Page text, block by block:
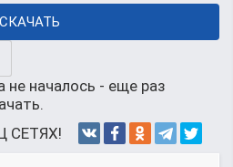
СКАЧАТЬ
не началось - еще раз
СЕТЯХ!